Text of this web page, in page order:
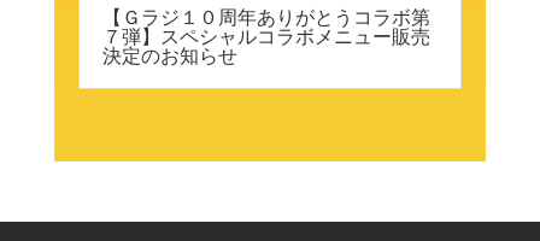
【Ｇラジ１０周年ありがとうコラボ第
７弾】スペシャルコラボメニュー販売
決定のお知らせ